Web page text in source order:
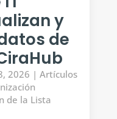
y
de
2026 | Artículos
de la Lista